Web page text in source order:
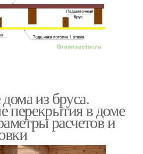
из бруса.
в доме
расчетов и